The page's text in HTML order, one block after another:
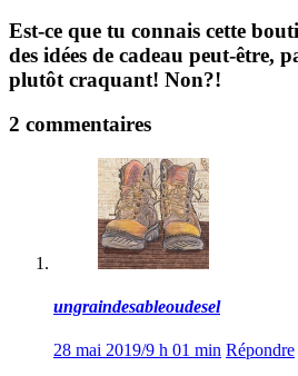
Est-ce que tu connais cette
des idées de cadeau peut-être,
plutôt craquant! Non?!
2 commentaires
ungraindesableoudesel
28 mai 2019/9 h 01 min Répondre